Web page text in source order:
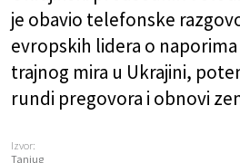
je obavio telefonske
evropskih lidera o
trajnog mira u Ukrajini,
rundi pregovora i obnovi
Izvor:
Tanjug